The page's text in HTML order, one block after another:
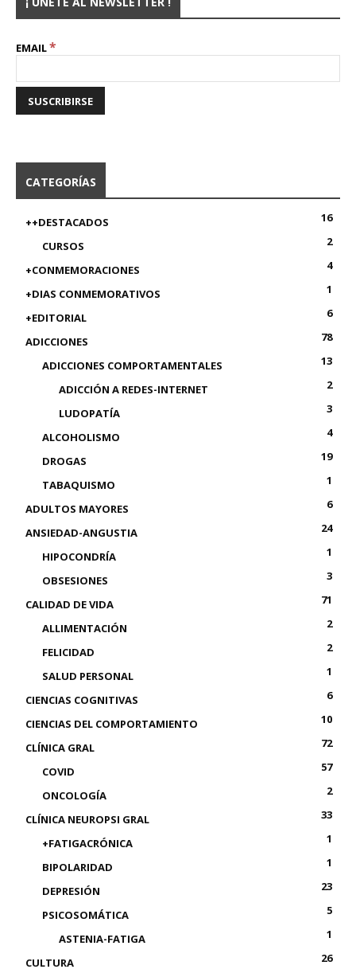
EMAIL*
CATEGORÍAS
++DESTACADOS
16
CURSOS
2
+CONMEMORACIONES
4
+DIAS CONMEMORATIVOS
1
+EDITORIAL
6
ADICCIONES
78
ADICCIONES COMPORTAMENTALES
13
ADICCIÓN A REDES-INTERNET
2
LUDOPATÍA
3
ALCOHOLISMO
4
DROGAS
19
TABAQUISMO
1
ADULTOS MAYORES
6
ANSIEDAD-ANGUSTIA
24
HIPOCONDRÍA
1
OBSESIONES
3
CALIDAD DE VIDA
71
ALLIMENTACIÓN
2
FELICIDAD
2
SALUD PERSONAL
1
CIENCIAS COGNITIVAS
6
CIENCIAS DEL COMPORTAMIENTO
10
CLÍNICA GRAL
72
COVID
57
ONCOLOGÍA
2
CLÍNICA NEUROPSI GRAL
33
+FATIGACRÓNICA
1
BIPOLARIDAD
1
DEPRESIÓN
23
PSICOSOMÁTICA
5
ASTENIA-FATIGA
1
CULTURA
26